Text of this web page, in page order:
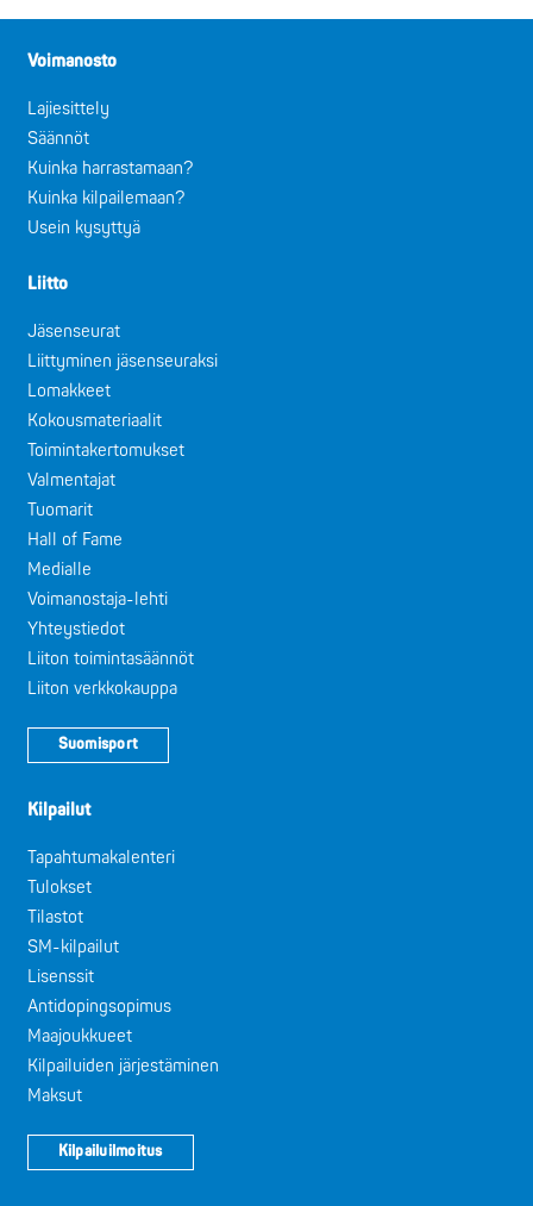
Voimanosto
Lajiesittely
Säännöt
Kuinka harrastamaan?
Kuinka kilpailemaan?
Usein kysyttyä
Liitto
Jäsenseurat
Liittyminen jäsenseuraksi
Lomakkeet
Kokousmateriaalit
Toimintakertomukset
Valmentajat
Tuomarit
Hall of Fame
Medialle
Voimanostaja-lehti
Yhteystiedot
Liiton toimintasäännöt
Liiton verkkokauppa
Suomisport
Kilpailut
Tapahtumakalenteri
Tulokset
Tilastot
SM-kilpailut
Lisenssit
Antidopingsopimus
Maajoukkueet
Kilpailuiden järjestäminen
Maksut
Kilpailuilmoitus